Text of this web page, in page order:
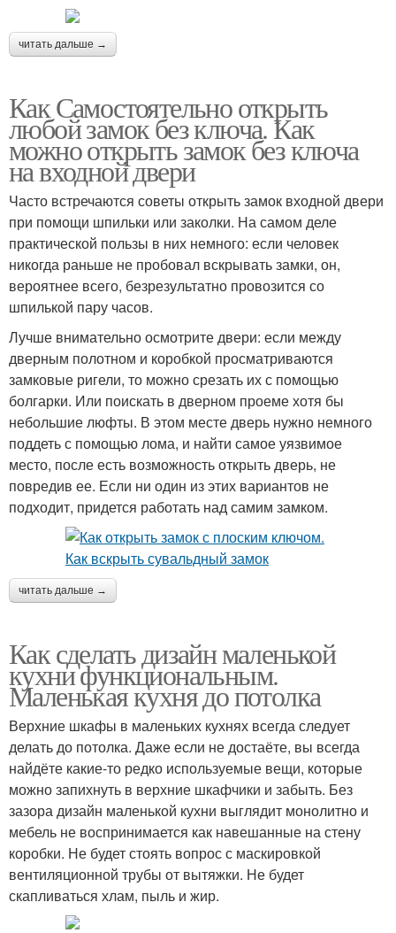
читать дальше →
Как Самостоятельно открыть
любой замок без ключа. Как
можно открыть замок без ключа
на входной двери
Часто встречаются советы открыть замок входной двери
при помощи шпильки или заколки. На самом деле
практической пользы в них немного: если человек
никогда раньше не пробовал вскрывать замки, он,
вероятнее всего, безрезультатно провозится со
шпилькой пару часов.
Лучше внимательно осмотрите двери: если между
дверным полотном и коробкой просматриваются
замковые ригели, то можно срезать их с помощью
болгарки. Или поискать в дверном проеме хотя бы
небольшие люфты. В этом месте дверь нужно немного
поддеть с помощью лома, и найти самое уязвимое
место, после есть возможность открыть дверь, не
повредив ее. Если ни один из этих вариантов не
подходит, придется работать над самим замком.
читать дальше →
Как сделать дизайн маленькой
кухни функциональным.
Маленькая кухня до потолка
Верхние шкафы в маленьких кухнях всегда следует
делать до потолка. Даже если не достаёте, вы всегда
найдёте какие-то редко используемые вещи, которые
можно запихнуть в верхние шкафчики и забыть. Без
зазора дизайн маленькой кухни выглядит монолитно и
мебель не воспринимается как навешанные на стену
коробки. Не будет стоять вопрос с маскировкой
вентиляционной трубы от вытяжки. Не будет
скапливаться хлам, пыль и жир.